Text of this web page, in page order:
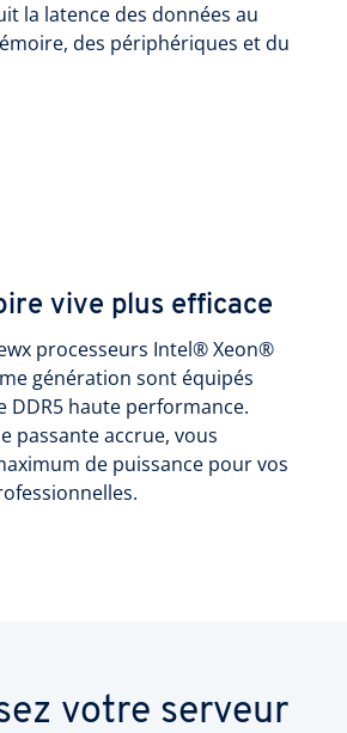
la latence des données au
des périphériques et du
vive plus efficace
processeurs Intel® Xeon®
génération sont équipés
DDR5 haute performance.
passante accrue, vous
de puissance pour vos
votre serveur